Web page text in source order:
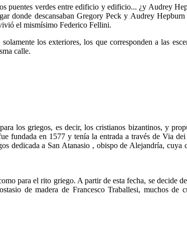
puentes verdes entre edificio y edificio... ¿y Audrey
donde descansaban Gregory Peck y Audrey
el mismísimo Federico Fellini.
los exteriores, los que corresponden a las
calle.
los griegos, es decir, los cristianos bizantinos, y
fundada en 1577 y tenía la entrada a través de Via
dedicada a San Atanasio , obispo de Alejandría,
para el rito griego. A partir de esta fecha, se decide
de madera de Francesco Traballesi, muchos de